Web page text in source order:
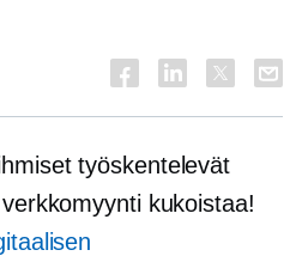
työskentelevät
kukoistaa!